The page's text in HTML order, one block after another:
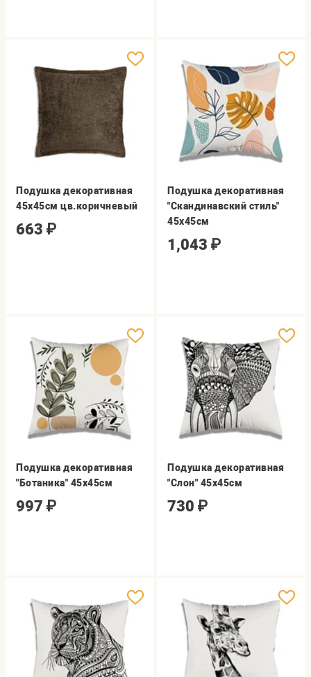
Подушка декоративная
45х45см цв.коричневый
663 ₽
Подушка декоративная
"Скандинавский стиль"
45х45см
1,043 ₽
Подушка декоративная
"Ботаника" 45х45см
997 ₽
Подушка декоративная
"Слон" 45х45см
730 ₽